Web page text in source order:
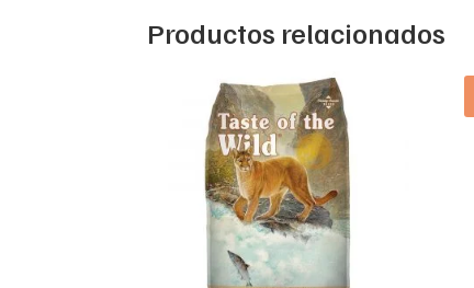
Productos relacionados